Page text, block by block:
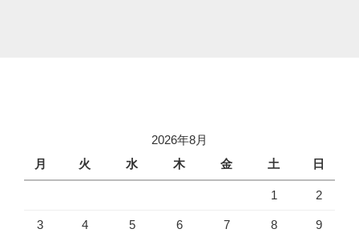
2026年8月
月
火 水 木 金 土 日
1 2
3 4 5 6 7 8 9